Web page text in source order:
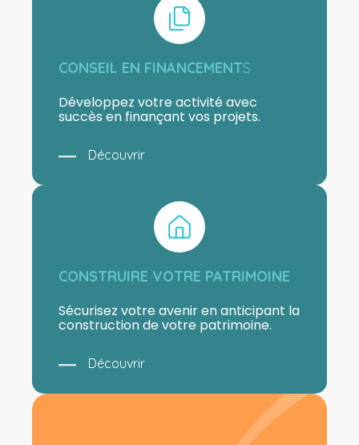
CONSEIL EN FINANCEMENTS
Développez votre activité avec
succès en finançant vos projets.
Découvrir
CONSTRUIRE VOTRE PATRIMOINE
Sécurisez votre avenir en anticipant la
construction de votre patrimoine.
Découvrir